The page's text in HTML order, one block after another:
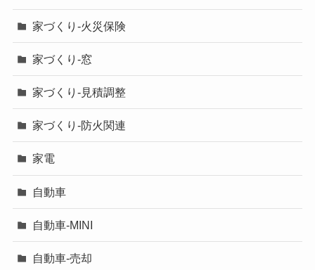
家づくり-火災保険
家づくり-窓
家づくり-見積調整
家づくり-防火関連
家電
自動車
自動車-MINI
自動車-売却